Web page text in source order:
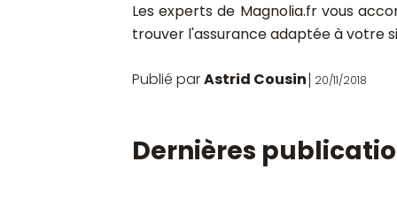
Les experts de Magnolia.fr vous
trouver l'assurance adaptée à votre
Publié parAstrid Cousin 20/11/2018
Dernières